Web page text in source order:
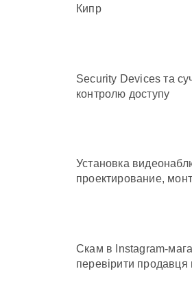
Кипр
Security Devices та
контролю доступу
Установка
проектирование,
Скам в Instagram-
перевірити